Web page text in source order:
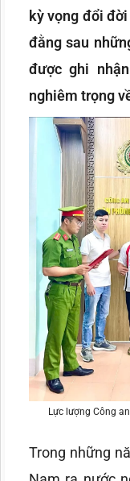
kỳ vọng đổi
đằng sau
được ghi
nghiêm trọng
Lực lượng Công
Trong những